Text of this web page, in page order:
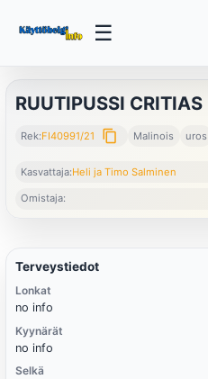
☰
RUUTIPUSSI CRITIAS
Rek:FI40991/21 content_copy Malinois uros
Kasvattaja:Heli ja Timo Salminen
Omistaja:
Terveystiedot
Lonkat
no info
Kyynärät
no info
Selkä